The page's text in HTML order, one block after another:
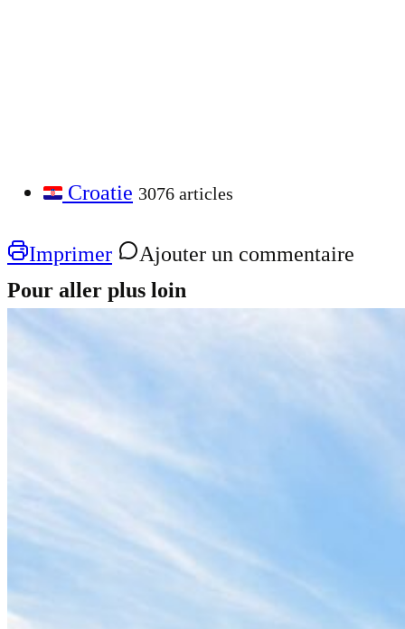
Croatie 3076 articles
Imprimer
Ajouter un commentaire
Pour aller plus loin